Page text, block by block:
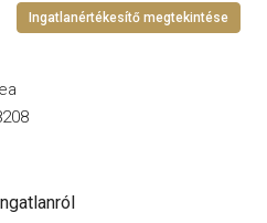
Ingatlanértékesítő megtekintése